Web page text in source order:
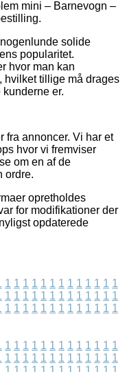
mini – Barnevogn –
solide
popularitet.
hvor man kan
hvilket tillige må drages
er.
fra annoncer. Vi har et
hvor vi fremviser
om en af de
ordre.
opretholdes
for modifikationer der
opdaterede
1 1 1 1 1 1 1 1 1 1 1 1 1
1 1 1 1 1 1 1 1 1 1 1 1 1
1 1 1 1 1 1 1 1 1 1 1 1 1
1 1 1 1 1 1 1 1 1 1 1 1 1
1 1 1 1 1 1 1 1 1 1 1 1 1